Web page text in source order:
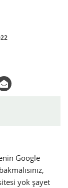
Google
yok şayet